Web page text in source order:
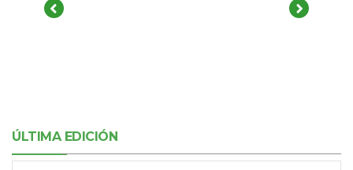
ÚLTIMA EDICIÓN